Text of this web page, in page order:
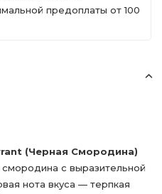
предоплаты от 100
(Черная Смородина)
с выразительной
нота вкуса — терпкая